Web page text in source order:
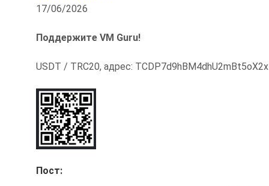
17/06/2026
Поддержите VM Guru!
USDT / TRC20, адрес:
Пост: